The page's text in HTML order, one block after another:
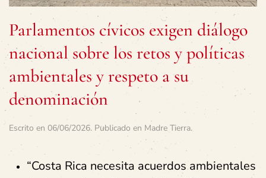
Parlamentos cívicos exigen diálogo
nacional sobre los retos y políticas
ambientales y respeto a su
denominación
Escrito en 06/06/2026. Publicado en Madre Tierra.
“Costa Rica necesita acuerdos ambientales